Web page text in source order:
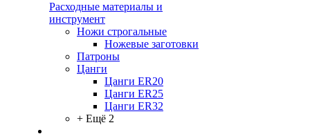
Расходные материалы и
инструмент
Ножи строгальные
Ножевые заготовки
Патроны
Цанги
Цанги ER20
Цанги ER25
Цанги ER32
+ Ещё 2